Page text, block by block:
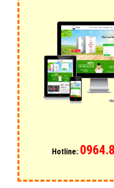
Hotline: